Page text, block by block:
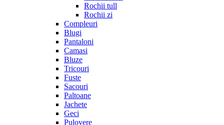
Rochii tull
Rochii zi
Compleuri
Blugi
Pantaloni
Camasi
Bluze
Tricouri
Fuste
Sacouri
Paltoane
Jachete
Geci
Pulovere